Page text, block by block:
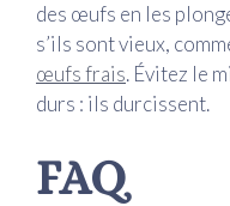
des œufs en les
s’ils sont vieux,
œufs frais. Évitez le
durs : ils durcissent.
FAQ